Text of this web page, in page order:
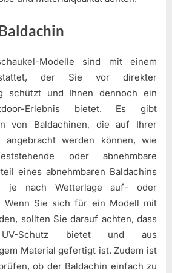
Modelle sind mit einem
der Sie vor direkter
schützt und Ihnen dennoch ein
Erlebnis bietet. Es gibt
von Baldachinen, die auf Ihrer
angebracht werden können, wie
oder abnehmbare
eines abnehmbaren Baldachins
je nach Wetterlage auf- oder
Wenn Sie sich für ein Modell mit
sollten Sie darauf achten, dass
Schutz bietet und aus
Material gefertigt ist. Zudem ist
ob der Baldachin einfach zu